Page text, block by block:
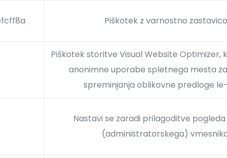
Piškotek z varnostno zastavico
Piškotek storitve Visual Website Optimizer,
anonimne uporabe spletnega mesta
spreminjanja oblikovne predloge
Nastavi se zaradi prilagoditve
(administratorskega)